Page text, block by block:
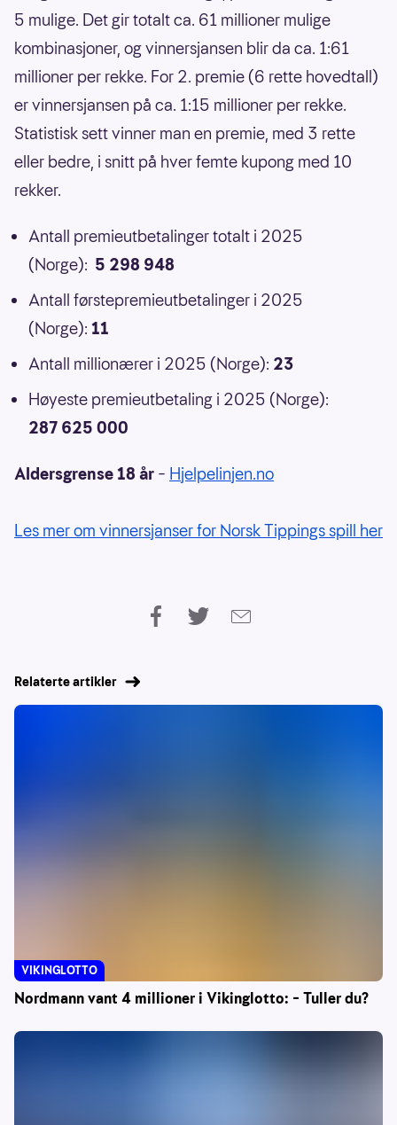
5 mulige. Det gir totalt ca. 61 millioner mulige
kombinasjoner, og vinnersjansen blir da ca. 1:61
millioner per rekke. For 2. premie (6 rette hovedtall)
er vinnersjansen på ca. 1:15 millioner per rekke.
Statistisk sett vinner man en premie, med 3 rette
eller bedre, i snitt på hver femte kupong med 10
rekker.
Antall premieutbetalinger totalt i 2025
(Norge): 5 298 948
Antall førstepremieutbetalinger i 2025
(Norge): 11
Antall millionærer i 2025 (Norge): 23
Høyeste premieutbetaling i 2025 (Norge):
287 625 000
Aldersgrense 18 år – Hjelpelinjen.no
Les mer om vinnersjanser for Norsk Tippings spill her
Relaterte artikler
Nordmann vant 4 millioner i Vikinglotto: – Tuller du?
VIKINGLOTTO